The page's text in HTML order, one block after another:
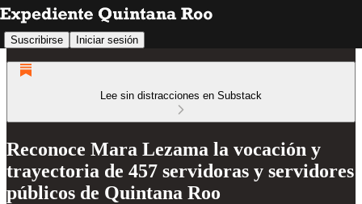
Suscribirse Iniciar sesión
Lee sin distracciones en Substack
Reconoce Mara Lezama la vocación y
trayectoria de 457 servidoras y servidores
públicos de Quintana Roo